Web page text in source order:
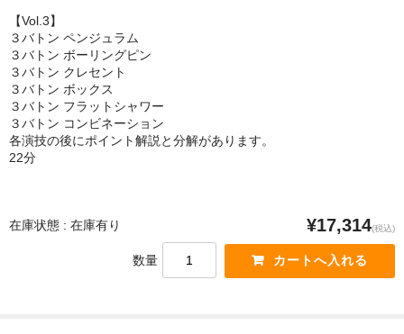
【Vol.3】
３バトン ペンジュラム
３バトン ボーリングピン
３バトン クレセント
３バトン ボックス
３バトン フラットシャワー
３バトン コンビネーション
各演技の後にポイント解説と分解があります。
22分
在庫状態 : 在庫有り ¥17,314(税込)
数量